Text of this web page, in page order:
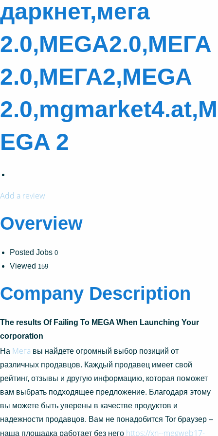
даркнет,мега
2.0,MEGA2.0,МЕГА
2.0,МЕГА2,MEGA
2.0,mgmarket4.at,M
EGA 2
Add a review
Overview
Posted Jobs 0
Viewed 159
Company Description
The results Of Failing To MEGA When Launching Your
corporation
На Мега вы найдете огромный выбор позиций от
различных продавцов. Каждый продавец имеет свой
рейтинг, отзывы и другую информацию, которая поможет
вам выбрать подходящее предложение. Благодаря этому
вы можете быть уверены в качестве продуктов и
надежности продавцов. Вам не понадобится Tor браузер –
наша площадка работает без него https://xn--megweb17-